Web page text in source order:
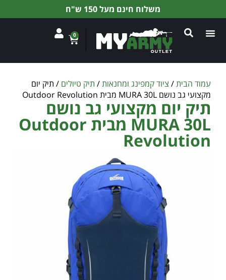
משלוח חינם מעל 150 ש"ח
0
עמוד הבית/ ציוד קמפינג ומחנאות/ תיק טיולים / תיק יום
מקצועי גב נושם MURA 30L מבית Outdoor Revolution
תיק יום מקצועי גב נושם
MURA 30L מבית Outdoor
Revolution